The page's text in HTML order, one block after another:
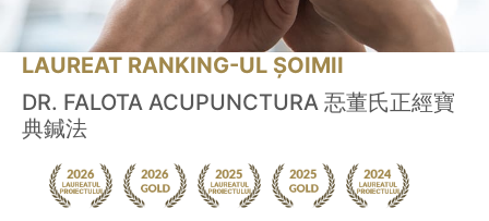
LAUREAT RANKING-UL ȘOIMII
DR. FALOTA ACUPUNCTURA 忢董氏正經寶
典鍼法